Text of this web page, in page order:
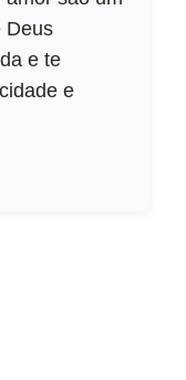
Deus
e te
e